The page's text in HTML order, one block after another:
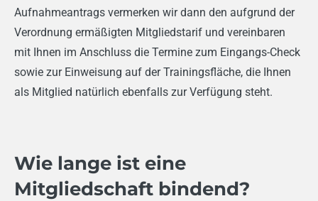
Aufnahmeantrags vermerken wir dann den aufgrund der
Verordnung ermäßigten Mitgliedstarif und vereinbaren
mit Ihnen im Anschluss die Termine zum Eingangs-Check
sowie zur Einweisung auf der Trainingsfläche, die Ihnen
als Mitglied natürlich ebenfalls zur Verfügung steht.
Wie lange ist eine
Mitgliedschaft bindend?